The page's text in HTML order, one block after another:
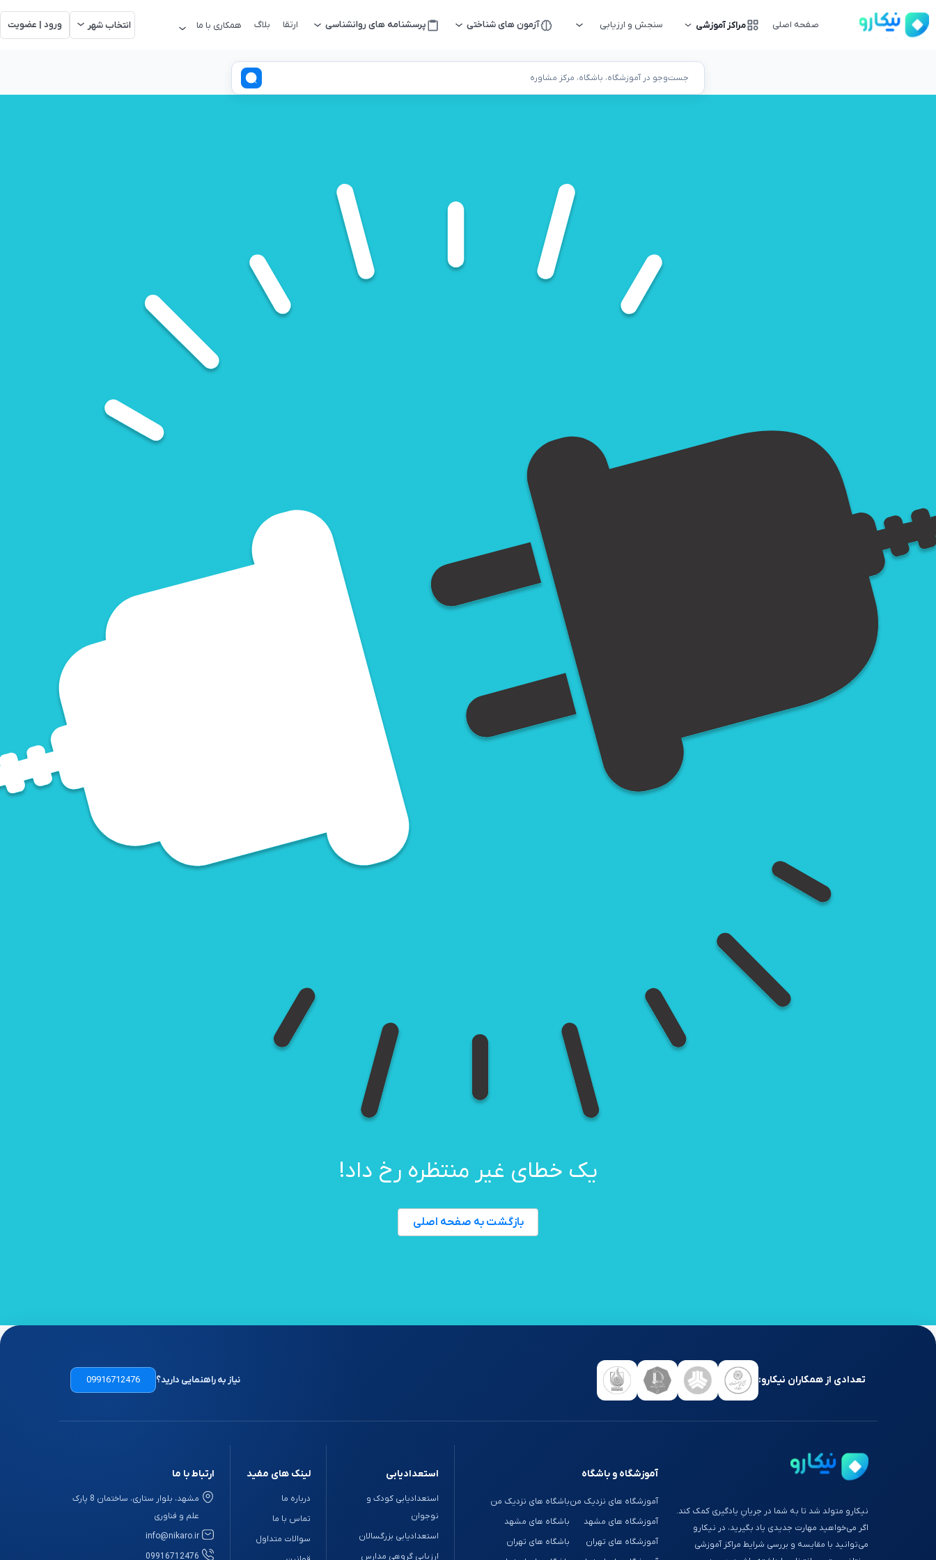
صفحه اصلی مراکز آموزشی سنجش و ارزیابی آزمون های شناختی پرسشنامه های روانشناسی ارتقا بلاگ همکاری با ما انتخاب شهر ورود | عضویت
جست‌وجو در آموزشگاه، باشگاه، مرکز مشاوره
یک خطای غیر منتظره رخ داد!
بازگشت به صفحه اصلی
تعدادی از همکاران نیکارو: نیاز به راهنمایی دارید؟ 09916712476
نیکارو متولد شد تا به شما در جریانِ یادگیری کمک کند.
اگر می‌خواهید مهارت جدیدی یاد بگیرید، در نیکارو
می‌توانید با مقایسه و بررسی شرایط مراکز آموزشی
آموزشگاه و باشگاه
آموزشگاه های نزدیک من
آموزشگاه های مشهد
آموزشگاه های تهران
باشگاه های نزدیک من
باشگاه های مشهد
باشگاه های تهران
استعدادیابی
استعدادیابی کودک و
نوجوان
استعدادیابی بزرگسالان
ارزیابی گروهی مدارس
لینک های مفید
درباره ما
تماس با ما
سوالات متداول
ارتباط با ما
مشهد، بلوار ستاری، ساختمان 8 پارک
علم و فناوری
info@nikaro.ir
09916712476